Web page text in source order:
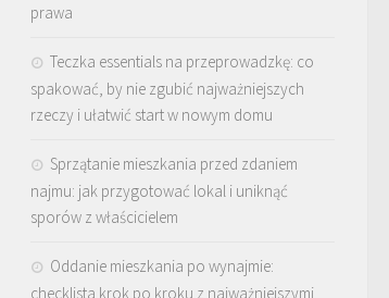
prawa
Teczka essentials na przeprowadzkę: co
spakować, by nie zgubić najważniejszych
rzeczy i ułatwić start w nowym domu
Sprzątanie mieszkania przed zdaniem
najmu: jak przygotować lokal i uniknąć
sporów z właścicielem
Oddanie mieszkania po wynajmie:
checklista krok po kroku z najważniejszymi